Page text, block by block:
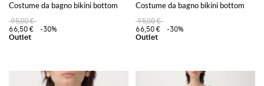
Costume da bagno bikini bottom
95,00 €
66,50 €
-30%
Costume da bagno bikini bottom
95,00 €
66,50 €
-30%